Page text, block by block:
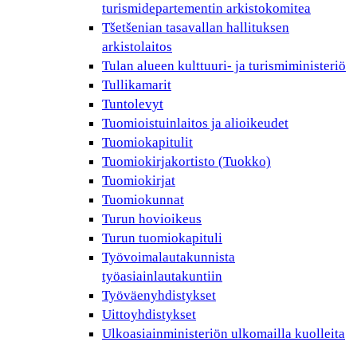
turismidepartementin arkistokomitea
Tšetšenian tasavallan hallituksen
arkistolaitos
Tulan alueen kulttuuri- ja turismiministeriö
Tullikamarit
Tuntolevyt
Tuomioistuinlaitos ja alioikeudet
Tuomiokapitulit
Tuomiokirjakortisto (Tuokko)
Tuomiokirjat
Tuomiokunnat
Turun hovioikeus
Turun tuomiokapituli
Työvoimalautakunnista
työasiainlautakuntiin
Työväenyhdistykset
Uittoyhdistykset
Ulkoasiainministeriön ulkomailla kuolleita